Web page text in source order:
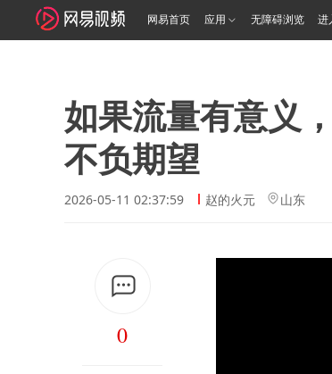
网易首页 应用 无障碍浏览 进
如果流量有意义
不负期望
2026-05-11 02:37:59 赵的火元 山东
0